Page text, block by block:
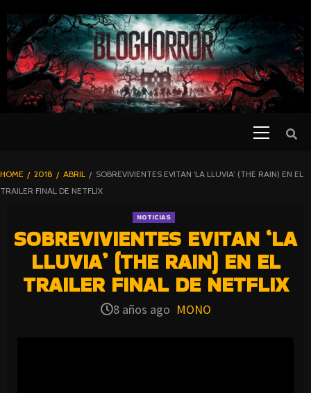
TO
CONTENT
BLOGHORROR
⋆
HOME 2018 ABRIL
SOBREVIVIENTES EVITAN ‘LA LLUVIA’ (THE RAIN) EN EL
TRAILER FINAL DE NETFLIX
NOTICIAS
SOBREVIVIENTES EVITAN ‘LA
LLUVIA’ (THE RAIN) EN EL
TRAILER FINAL DE NETFLIX
8 años ago MONO